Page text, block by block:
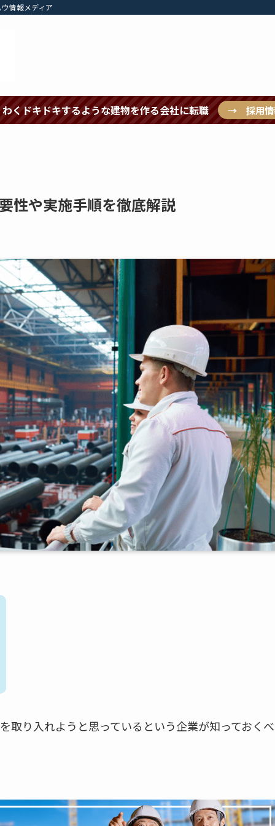
情報メディア
くドキドキするような建物を作る会社に転職 → 採用情
性や実施手順を徹底解説
取り入れようと思っているという企業が知っておくべ